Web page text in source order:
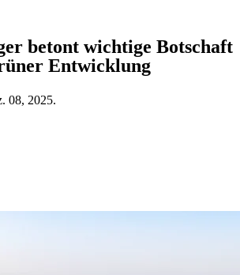
betont wichtige Botschaft
Entwicklung
08, 2025.